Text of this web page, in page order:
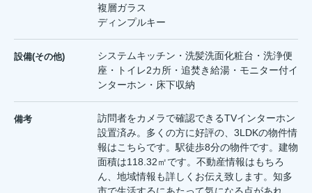
複層ガラス
ディンプルキー
設備(その他)
システムキッチン・洗髪洗面化粧台・洗浄便
座・トイレ2カ所・追焚き給湯・モニター付イ
ンターホン・床下収納
備考
訪問者をカメラで確認できるTVインターホン
設置済み。多くの方に好評の、3LDKの物件情
報はこちらです。駅徒歩8分の物件です。建物
面積は118.32㎡です。不動産情報はもちろ
ん、地域情報も詳しくお伝え致します。知多